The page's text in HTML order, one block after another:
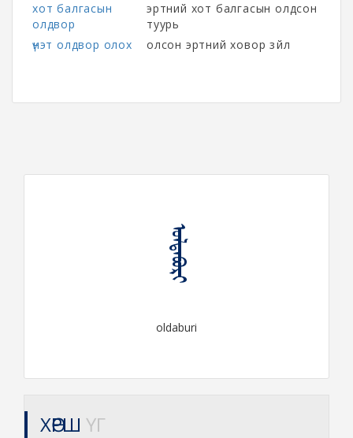
хот балгасын
олдвор
эртний хот балгасын олдсон
туурь
үнэт олдвор олох
олсон эртний ховор зүйл
ᠣᠯᠳᠠᠪᠤᠷᠢ
oldaburi
ХӨРШ ҮГ